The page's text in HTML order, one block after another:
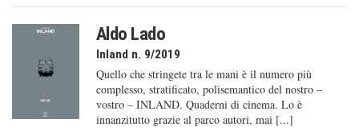
Aldo Lado
Inland n. 9/2019
Quello che stringete tra le mani è il numero più
complesso, stratificato, polisemantico del nostro –
vostro – INLAND. Quaderni di cinema. Lo è
innanzitutto grazie al parco autori, mai [...]